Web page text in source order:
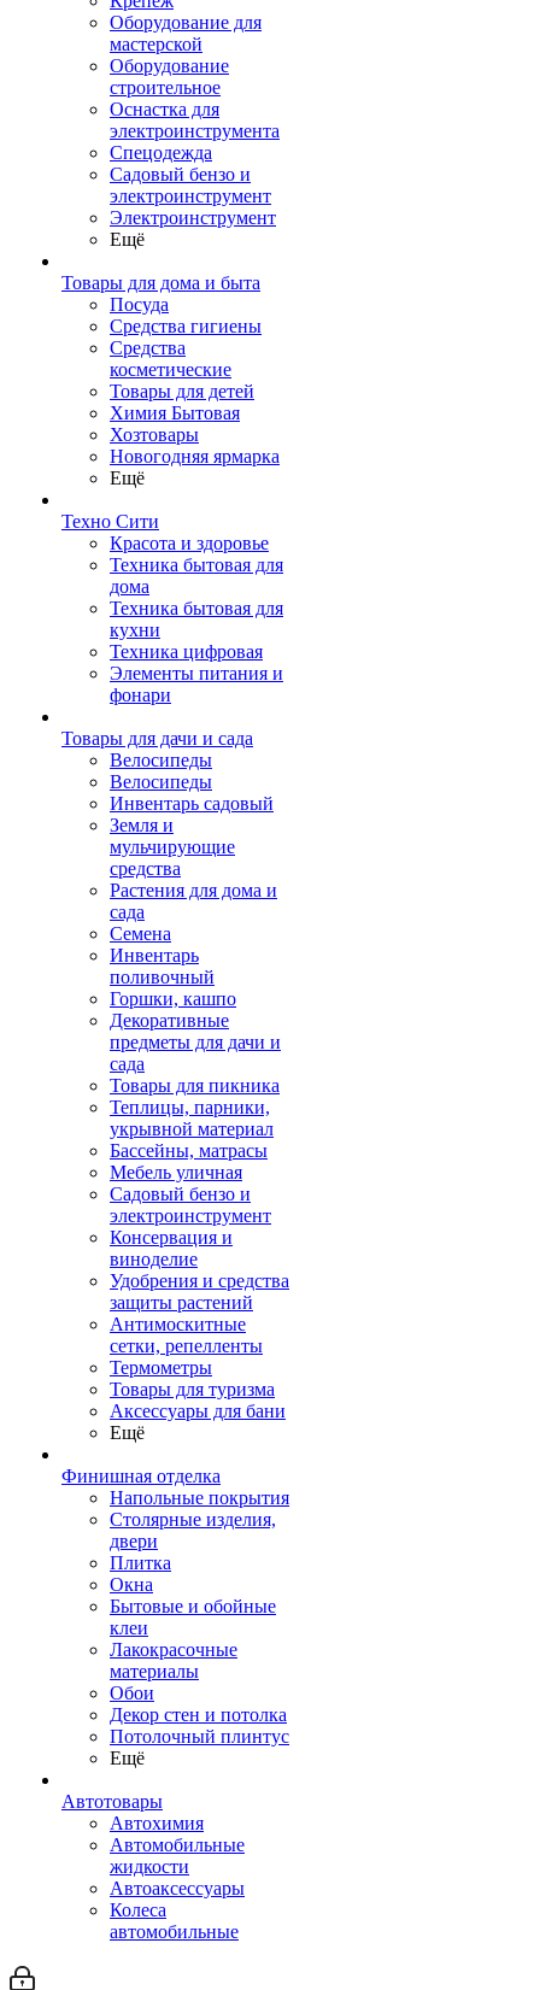
Оборудование для
мастерской
Оборудование
строительное
Оснастка для
электроинструмента
Спецодежда
Садовый бензо и
электроинструмент
Электроинструмент
Ещё
Товары для дома и быта
Посуда
Средства гигиены
Средства
косметические
Товары для детей
Химия Бытовая
Хозтовары
Новогодняя ярмарка
Ещё
Техно Сити
Красота и здоровье
Техника бытовая для
дома
Техника бытовая для
кухни
Техника цифровая
Элементы питания и
фонари
Товары для дачи и сада
Велосипеды
Велосипеды
Инвентарь садовый
Земля и
мульчирующие
средства
Растения для дома и
сада
Семена
Инвентарь
поливочный
Горшки, кашпо
Декоративные
предметы для дачи и
сада
Товары для пикника
Теплицы, парники,
укрывной материал
Бассейны, матрасы
Мебель уличная
Садовый бензо и
электроинструмент
Консервация и
виноделие
Удобрения и средства
защиты растений
Антимоскитные
сетки, репелленты
Термометры
Товары для туризма
Аксессуары для бани
Ещё
Финишная отделка
Напольные покрытия
Столярные изделия,
двери
Плитка
Окна
Бытовые и обойные
клеи
Лакокрасочные
материалы
Обои
Декор стен и потолка
Потолочный плинтус
Ещё
Автотовары
Автохимия
Автомобильные
жидкости
Автоаксессуары
Колеса
автомобильные